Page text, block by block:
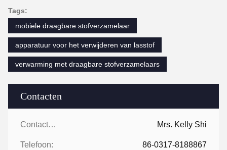
Contacten
Contacten: Mrs. Kelly Shi
Telefoon: 86-0317-8188867
Tags:
mobiele draagbare stofverzamelaar
apparatuur voor het verwijderen van lasstof
verwarming met draagbare stofverzamelaars